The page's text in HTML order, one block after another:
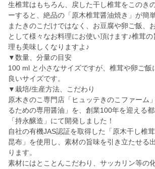
生椎茸はもちろん、戻した干し椎茸をこのき
ーすると、絶品の「原木椎茸醤油焼き」が簡
またきのこだけではなく、お豆腐や卵ご飯、
として様々なお料理にお使い頂けます♪椎茸
理も美味しくなりますよ♪
▼数量、分量の目安
100 ml と小さなサイズですが、椎茸や卵ご飯
良いサイズです。
▼栽培/生産方法、こだわり
原木きのこ専門店「ヒュッテきのこファーム
るための専用醤油」を、創業100年を迎える
「持永醸造」にて開発しました！
自社の有機JAS認証を取得した「原木干し椎
昆布」を使用し、素材の旨味を引き立たせる
ります。
素材にはとことんこだわり、サッカリン等の